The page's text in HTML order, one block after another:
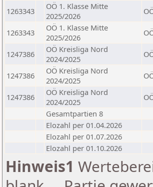
1263343
OÖ 1. Klasse Mitte
2025/2026
1263343
OÖ 1. Klasse Mitte
2025/2026
1247386
OÖ Kreisliga Nord
2024/2025
1247386
OÖ Kreisliga Nord
2024/2025
1247386
OÖ Kreisliga Nord
2024/2025
Gesamtpartien 8
Elozahl per 01.04.2026
Elozahl per 01.07.2026
Elozahl per 01.10.2026
Hinweis1